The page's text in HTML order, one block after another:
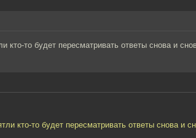
кто-то будет пересматривать ответы снова и
кто-то будет пересматривать ответы снова и